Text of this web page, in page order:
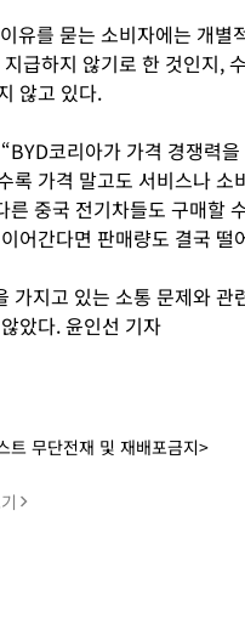
유를 묻는 소비자에는 개별
급하지 않기로 한 것인지,
않고 있다.
코리아가 가격 경쟁력
록 가격 말고도 서비스나 소
른 중국 전기차들도 구매할
어간다면 판매량도 결국 떨
가지고 있는 소통 문제와 관
았다. 윤인선 기자
트 무단전재 및 재배포금지>